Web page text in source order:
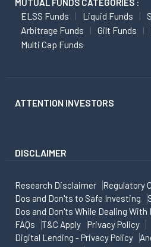
MUTUAL FUNDS CATEGORIES :
ELSS Funds Liquid Funds
Arbitrage Funds
Gilt Funds
Multi Cap Funds
ATTENTION INVESTORS
DISCLAIMER
Research Disclaimer
Regulatory
Dos and Don'ts to Safe Investing
Dos and Don'ts While Dealing
FAQs
T&C Apply
Privacy Policy
Digital Lending - Privacy Policy